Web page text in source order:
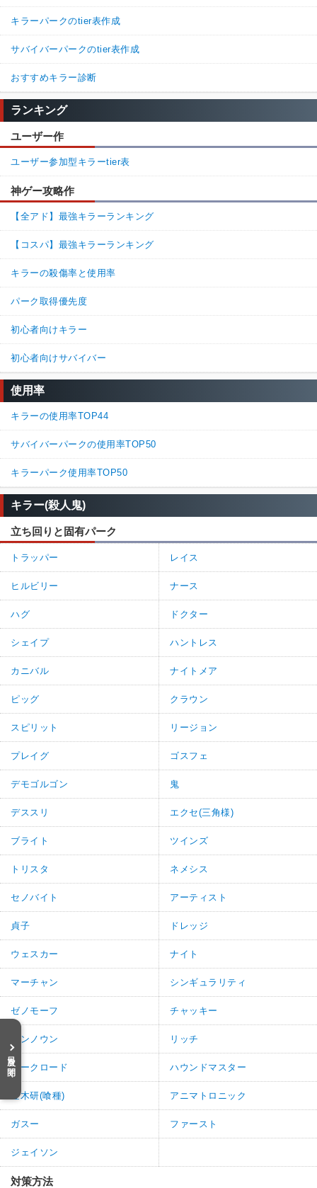
目次を開く
キラーパークのtier表作成
サバイバーパークのtier表作成
おすすめキラー診断
ランキング
ユーザー作
ユーザー参加型キラーtier表
神ゲー攻略作
【全アド】最強キラーランキング
【コスパ】最強キラーランキング
キラーの殺傷率と使用率
パーク取得優先度
初心者向けキラー
初心者向けサバイバー
使用率
キラーの使用率TOP44
サバイバーパークの使用率TOP50
キラーパーク使用率TOP50
キラー(殺人鬼)
立ち回りと固有パーク
トラッパー レイス
ヒルビリー ナース
ハグ ドクター
シェイプ ハントレス
カニバル ナイトメア
ピッグ クラウン
スピリット リージョン
プレイグ ゴスフェ
デモゴルゴン 鬼
デススリ エクセ(三角様)
ブライト ツインズ
トリスタ ネメシス
セノバイト アーティスト
貞子 ドレッジ
ウェスカー ナイト
マーチャン シンギュラリティ
ゼノモーフ チャッキー
アンノウン リッチ
ダークロード ハウンドマスター
金木研(喰種) アニマトロニック
ガスー ファースト
ジェイソン
対策方法